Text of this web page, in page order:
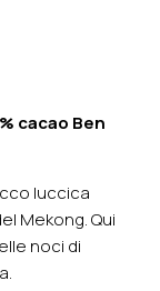
cacao Ben
luccica
Mekong. Qui
noci di